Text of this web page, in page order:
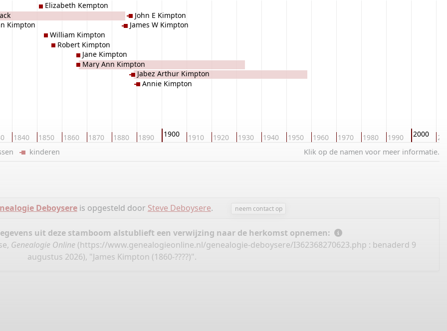
1840 1850 1860 1870 1880 1890 1900 1910 1920 1930 1940 1950 1960 1970 1980 1990 2000
Kimpton
Elizabeth Kempton
William Kimpton
Robert Kimpton
Jane Kimpton
Mary Ann Kimpton
James W Kimpton
John E Kimpton
Jabez Arthur Kimpton
Annie Kimpton
Klik op de namen voor meer informatie.
kinderen
Deboysereis opgesteld door Steve Deboysere. neem contact op
uit deze stamboom alstublieft een verwijzing naar de herkomst opnemen:
Genealogie Online (https://www.genealogieonline.nl/genealogie-deboysere/I362368270623.php : benaderd 9
augustus 2026), "James Kimpton (1860-????)".